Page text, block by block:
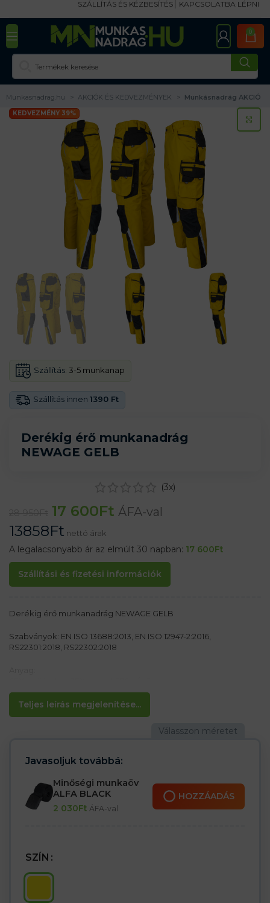
SZÁLLÍTÁS ÉS KÉZBESÍTÉS KAPCSOLATBA LÉPNI
0
Munkasnadrag.hu AKCIÓK ÉS KEDVEZMÉNYEK Munkásnadrág AKCIÓ
KEDVEZMÉNY 39%
Derékig érő munkanadrág
NEWAGE GELB
Szállítás innen 1390 Ft
Szállítás: 3-5 munkanap
(3x)
17 600Ft ÁFA-val
13858Ft nettó árak
A legalacsonyabb ár az elmúlt 30 napban: 17 600Ft
Szállítási és fizetési információk
Teljes leírás megjelenítése...
Derékig érő munkanadrág NEWAGE GELB
Szabványok: EN ISO 13688:2013, EN ISO 12947-2:2016,
RS22301:2018, RS22302:2018
Jellemzők:
– Minőségi CANVAS típusú anyagból
– Fényvisszaverő elemek a jobb láthatóság érdekében
– Zsebek a nadrágon, beleértve a mobiltelefon zsebeket
– Derékban varrott gumi a nadrág szélességének beállításához
– Térdzsebek a térdvédők számára
– Megnövelt tartósság a Cordura betétek használatának
köszönhetően
Javasoljuk továbbá:
Minőségi munkaöv
ALFA BLACK
2 030Ft ÁFA-val
HOZZÁADÁS
SZÍN